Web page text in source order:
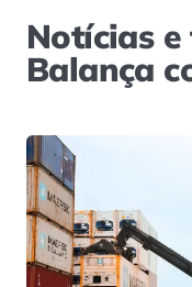
Notícias
Balança